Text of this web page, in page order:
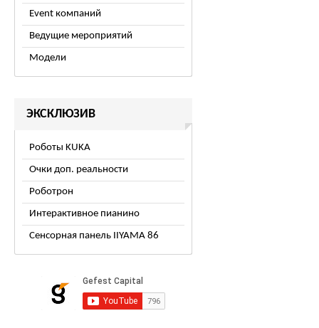
Event компаний
Ведущие мероприятий
Модели
ЭКСКЛЮЗИВ
Роботы KUKA
Очки доп. реальности
Роботрон
Интерактивное пианино
Сенсорная панель IIYAMA 86